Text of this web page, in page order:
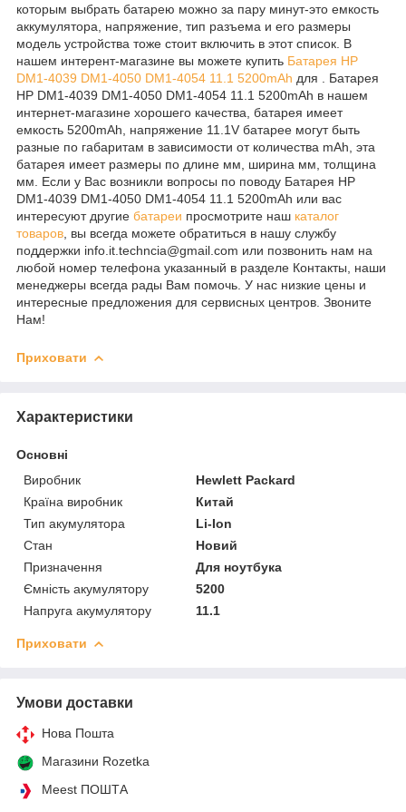
которым выбрать батарею можно за пару минут-это емкость
аккумулятора, напряжение, тип разъема и его размеры
модель устройства тоже стоит включить в этот список. В
нашем интерент-магазине вы можете купить Батарея HP
DM1-4039 DM1-4050 DM1-4054 11.1 5200mAh для . Батарея
HP DM1-4039 DM1-4050 DM1-4054 11.1 5200mAh в нашем
интернет-магазине хорошего качества, батарея имеет
емкость 5200mAh, напряжение 11.1V батарее могут быть
разные по габаритам в зависимости от количества mAh, эта
батарея имеет размеры по длине мм, ширина мм, толщина
мм. Если у Вас возникли вопросы по поводу Батарея HP
DM1-4039 DM1-4050 DM1-4054 11.1 5200mAh или вас
интересуют другие батареи просмотрите наш каталог
товаров , вы всегда можете обратиться в нашу службу
поддержки info.it.techncia@gmail.com или позвонить нам на
любой номер телефона указанный в разделе Контакты, наши
менеджеры всегда рады Вам помочь. У нас низкие цены и
интересные предложения для сервисных центров. Звоните
Нам!
Приховати
Характеристики
Основні
Виробник
Hewlett Packard
Країна виробник
Китай
Тип акумулятора
Li-Ion
Стан
Новий
Призначення
Для ноутбука
Ємність акумулятору
5200
Напруга акумулятору
11.1
Приховати
Умови доставки
Нова Пошта
Магазини Rozetka
Meest ПОШТА